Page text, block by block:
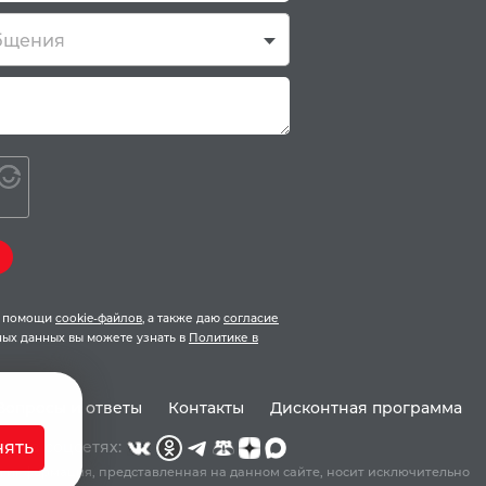
помощи cookie-файлов, а также даю согласие
данных вы можете узнать в Политике в
и ответы Контакты
Дисконтная программа
Мы в соцсетях:
представленная на данном сайте, носит исключительно